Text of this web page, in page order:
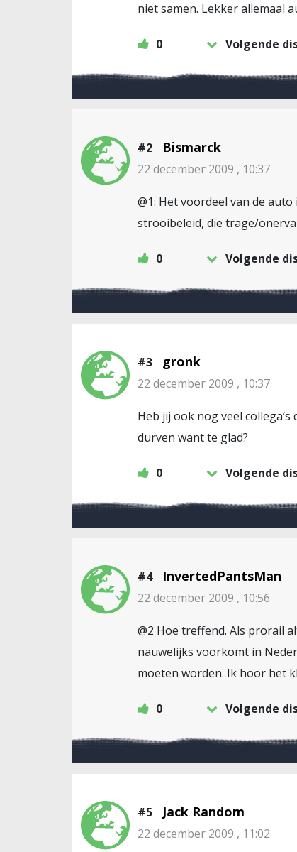
niet samen. Lekker allemaal
0 Volgende
#2 Bismarck
22 december 2009 , 10:37
@1: Het voordeel van de
strooibeleid, die trage/
0 Volgende
#3 gronk
22 december 2009 , 10:37
Heb jij ook nog veel
durven want te glad?
0 Volgende
#4 InvertedPantsMan
22 december 2009 , 10:56
@2 Hoe treffend. Als prorail
nauwelijks voorkomt in
moeten worden. Ik hoor het
0 Volgende
#5 Jack Random
22 december 2009 , 11:02